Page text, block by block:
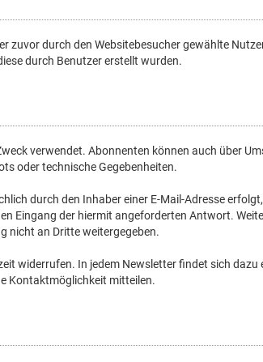
zuvor durch den Websitebesucher gewählte
durch Benutzer erstellt wurden.
verwendet. Abonnenten können auch über
oder technische Gegebenheiten.
durch den Inhaber einer E-Mail-Adresse
Eingang der hiermit angeforderten Antwort.
nicht an Dritte weitergegeben.
widerrufen. In jedem Newsletter findet sich dazu
Kontaktmöglichkeit mitteilen.